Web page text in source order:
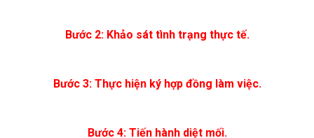
Bước 2: Khảo sát tình trạng thực tế.
Bước 3: Thực hiện ký hợp đồng làm việc.
Bước 4: Tiến hành diệt mối.